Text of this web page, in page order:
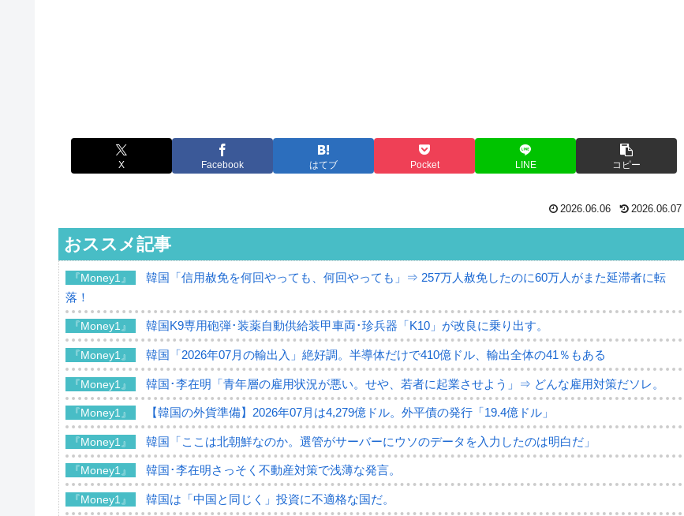
X Facebook はてブ Pocket LINE コピー
2026.06.06 2026.06.07
おススメ記事
『Money1』
韓国「信用赦免を何回やっても、何回やっても」⇒ 257万人赦免したのに60万人がまた延滞者に転
落！
『Money1』 韓国K9専用砲弾･装薬自動供給装甲車両･珍兵器「K10」が改良に乗り出す。
『Money1』 韓国「2026年07月の輸出入」絶好調。半導体だけで410億ドル、輸出全体の41％もある
『Money1』 韓国･李在明「青年層の雇用状況が悪い。せや、若者に起業させよう」⇒ どんな雇用対策だソレ。
『Money1』 【韓国の外貨準備】2026年07月は4,279億ドル。外平債の発行「19.4億ドル」
『Money1』 韓国「ここは北朝鮮なのか。選管がサーバーにウソのデータを入力したのは明白だ」
『Money1』 韓国･李在明さっそく不動産対策で浅薄な発言。
『Money1』 韓国は「中国と同じく」投資に不適格な国だ。